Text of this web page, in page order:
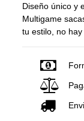
Diseño único y
Multigame
tu estilo, no